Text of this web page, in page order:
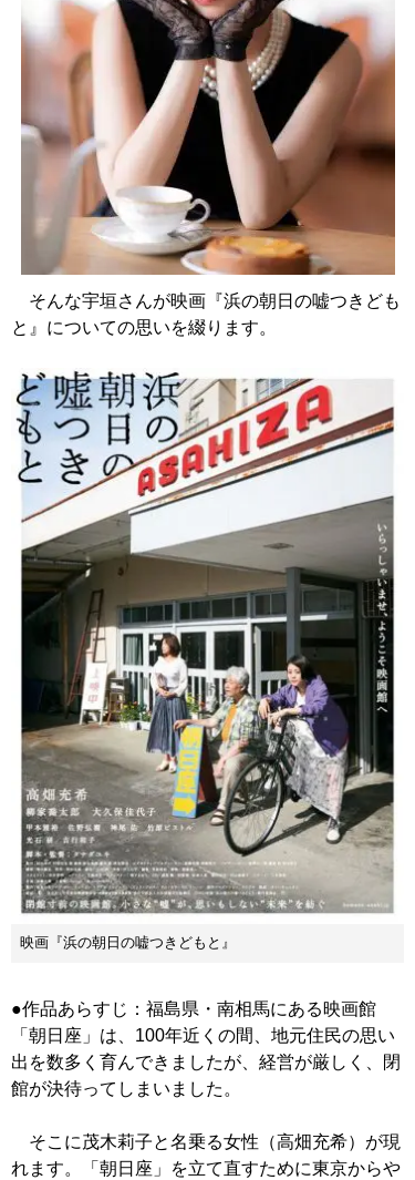
そんな宇垣さんが映画『浜の朝日の嘘つきども
と』についての思いを綴ります。
映画『浜の朝日の嘘つきどもと』
●作品あらすじ：福島県・南相馬にある映画館
「朝日座」は、100年近くの間、地元住民の思い
出を数多く育んできましたが、経営が厳しく、閉
館が決待ってしまいました。
そこに茂木莉子と名乗る女性（高畑充希）が現
れます。「朝日座」を立て直すために東京からや